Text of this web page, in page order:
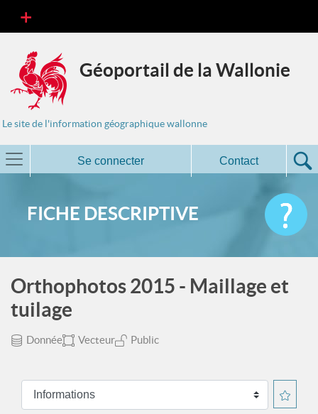
Géoportail de la Wallonie
Le site de l'information géographique wallonne
Se connecter Contact
FICHE DESCRIPTIVE
Orthophotos 2015 - Maillage et
tuilage
Donnée Vecteur Public